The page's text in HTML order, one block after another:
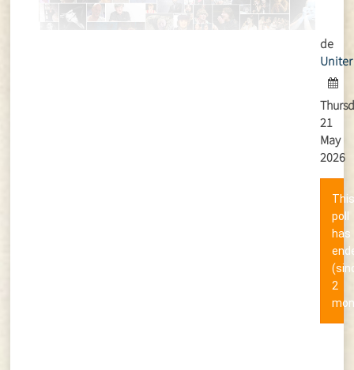
de
Uniter
21
May
2026
This
poll
has
2